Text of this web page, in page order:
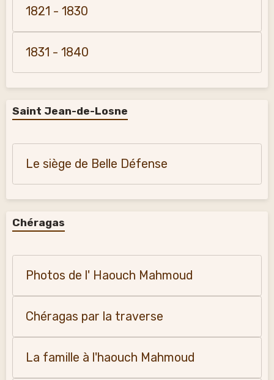
1821 - 1830
1831 - 1840
Saint Jean-de-Losne
Le siège de Belle Défense
Chéragas
Photos de l' Haouch Mahmoud
Chéragas par la traverse
La famille à l'haouch Mahmoud